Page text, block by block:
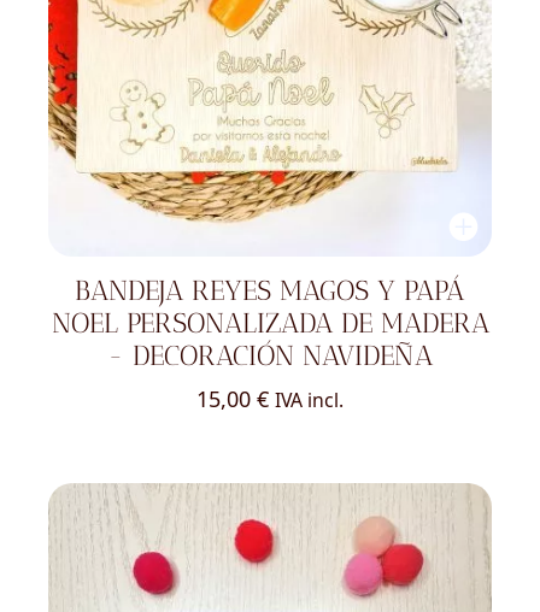
BANDEJA REYES MAGOS Y PAPÁ
NOEL PERSONALIZADA DE MADERA
- DECORACIÓN NAVIDEÑA
15,00 € IVA incl.